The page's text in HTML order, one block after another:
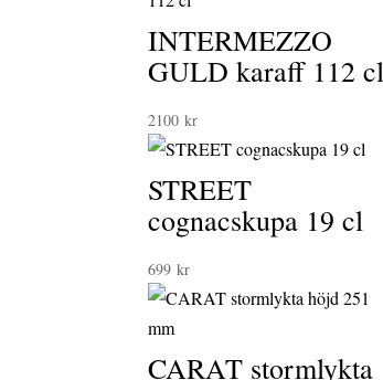
INTERMEZZO
GULD karaff 112 cl
2100kr
STREET
cognacskupa 19 cl
699kr
CARAT stormlykta